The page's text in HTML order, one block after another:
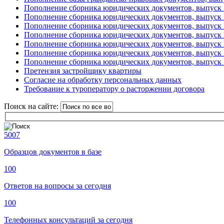
Пополнение сборника юридических документов, выпуск
Пополнение сборника юридических документов,
Пополнение сборника юридических документов,
Пополнение сборника юридических документов,
Пополнение сборника юридических документов,
Пополнение сборника юридических документов,
Пополнение сборника юридических документов,
Претензия застройщику квартиры
Согласие на обработку персональных данных
Требование к туроператору о расторжении договора
Поиск на сайте:
5007
Образцов документов в базе
100
Ответов на вопросы за сегодня
100
Телефонных консультаций за сегодня